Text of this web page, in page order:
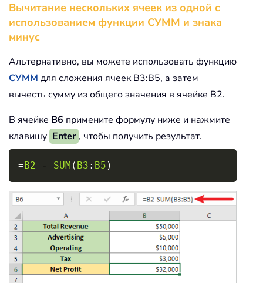
Вычитание нескольких ячеек из одной с
использованием функции СУММ и знака
минус
Альтернативно, вы можете использовать функцию
СУММ для сложения ячеек B3:B5, а затем
вычесть сумму из общего значения в ячейке B2.
В ячейке B6 примените формулу ниже и нажмите
клавишу Enter , чтобы получить результат.
= B2 - SUM ( B3 : B5 )